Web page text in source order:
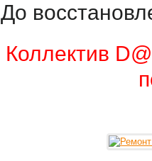
До
Коллектив